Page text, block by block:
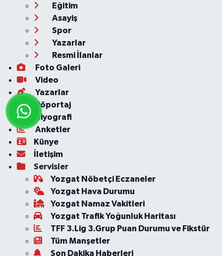
Eğitim
Asayiş
Spor
Yazarlar
Resmi İlanlar
Foto Galeri
Video
Yazarlar
Röportaj
Biyografi
Anketler
Künye
İletişim
Servisler
Yozgat Nöbetçi Eczaneler
Yozgat Hava Durumu
Yozgat Namaz Vakitleri
Yozgat Trafik Yoğunluk Haritası
TFF 3.Lig 3.Grup Puan Durumu ve Fikstür
Tüm Manşetler
Son Dakika Haberleri